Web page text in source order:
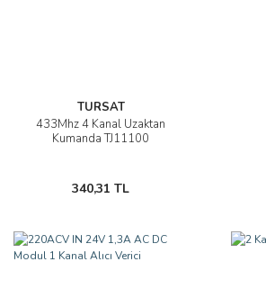
TURSAT
433Mhz 4 Kanal Uzaktan
Kumanda TJ11100
340,31 TL